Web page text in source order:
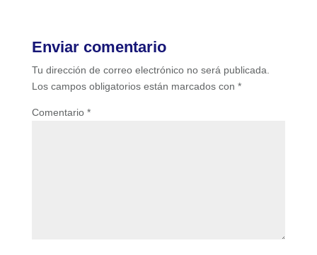
Enviar comentario
Tu dirección de correo electrónico no será publicada.
Los campos obligatorios están marcados con *
Comentario *